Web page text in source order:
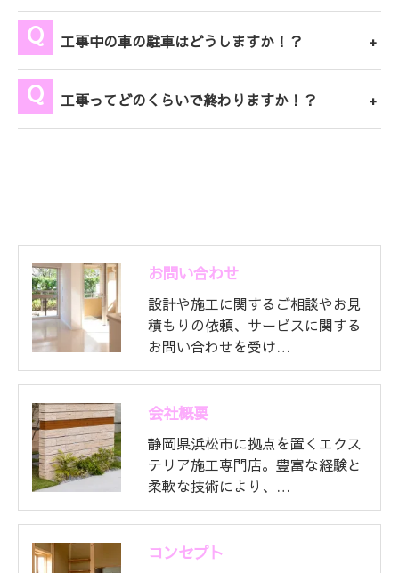
工事中の車の駐車はどうしますか！？
工事ってどのくらいで終わりますか！？
お問い合わせ
設計や施工に関するご相談やお見
積もりの依頼、サービスに関する
お問い合わせを受け…
会社概要
静岡県浜松市に拠点を置くエクス
テリア施工専門店。豊富な経験と
柔軟な技術により、…
コンセプト